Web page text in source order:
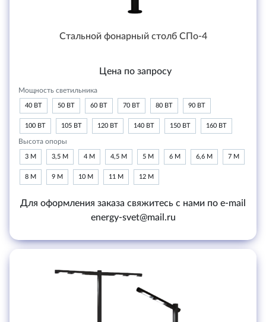
Стальной фонарный столб СПо-4
Цена по запросу
Мощность светильника
40 ВТ 50 ВТ 60 ВТ 70 ВТ 80 ВТ 90 ВТ
100 ВТ 105 ВТ 120 ВТ 140 ВТ 150 ВТ 160 ВТ
Высота опоры
3 М 3,5 М 4 М 4,5 М 5 М 6 М 6,6 М 7 М
8 М 9 М 10 М 11 М 12 М
Для оформления заказа свяжитесь с нами по e-mail
energy-svet@mail.ru